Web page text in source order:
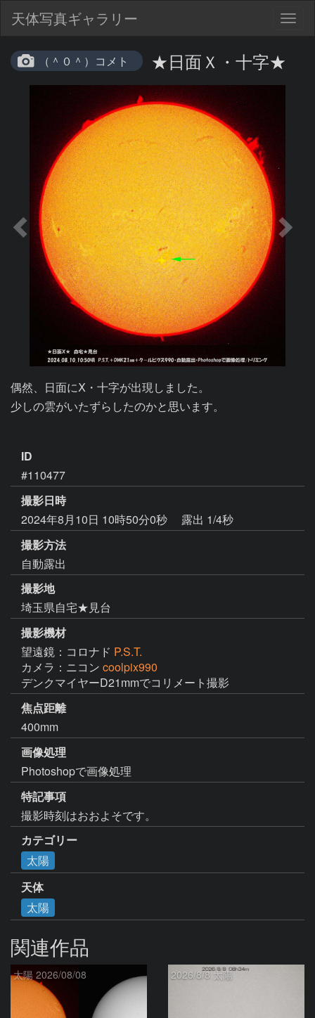
天体写真ギャラリー
（＾０＾）コメト ★日面Ｘ・十字★
偶然、日面にⅩ・十字が出現しました。
少しの雲がいたずらしたのかと思います。
ID
#110477
撮影日時
2024年8月10日 10時50分0秒
露出 1/4秒
撮影方法
自動露出
撮影地
埼玉県自宅★見台
撮影機材
望遠鏡：コロナド P.S.T.
カメラ：ニコン coolpix990
デンクマイヤーD21mmでコリメート撮影
焦点距離
400mm
画像処理
Photoshopで画像処理
特記事項
撮影時刻はおおよそです。
カテゴリー
太陽
天体
太陽
関連作品
太陽 2026/08/08 2026/8/8 太陽